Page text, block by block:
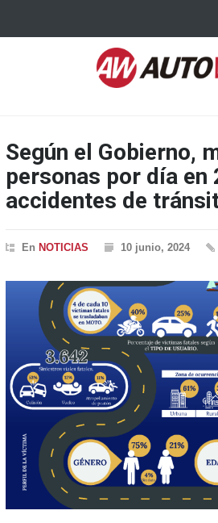
Según el Gobierno,
personas por día en
accidentes de
En NOTICIAS 10 junio, 2024